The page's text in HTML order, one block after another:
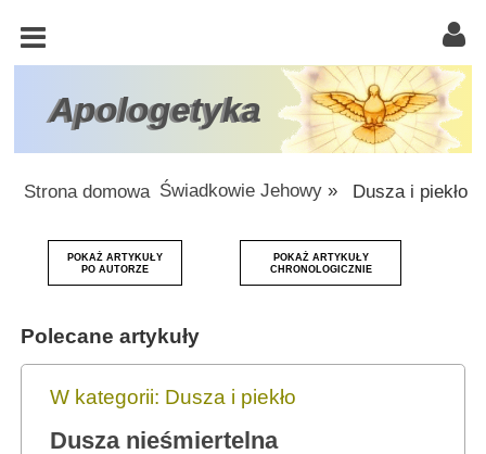
Apologetyka
KOŚCIÓŁ
KATOLICKI
TRÓJCA
ŚWIĘTA
ŚWIADKOWIE
W
OBRONIE
WIARY
INNE
Strona domowa Świadkowie Jehowy» Dusza i piekło
POKAŻ ARTYKUŁY
PO AUTORZE
POKAŻ ARTYKUŁY
CHRONOLOGICZNIE
Polecane artykuły
W kategorii: Dusza i piekło
Dusza nieśmiertelna